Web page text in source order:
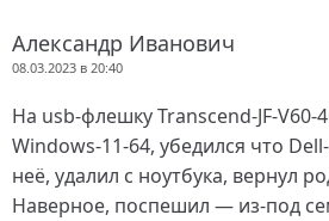
Александр Иванович
08.03.2023 в 20:40
На usb-флешку Transcend-JF-V60-
Windows-11-64, убедился что
неё, удалил с ноутбука, вернул
Наверное, поспешил — из-под